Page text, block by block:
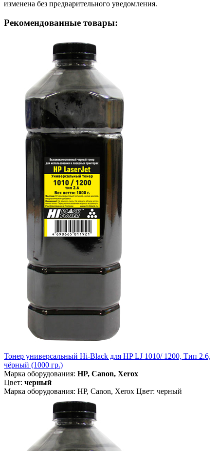
изменена без предварительного уведомления.
Рекомендованные товары:
Тонер универсальный Hi-Black для HP LJ 1010/ 1200, Тип 2.6,
чёрный (1000 гр.)
Марка оборудования: HP, Canon, Xerox
Цвет: черный
Марка оборудования: HP, Canon, Xerox Цвет: черный